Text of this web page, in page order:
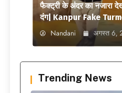
फैक्ट्री के अंदर का नजारा
दंग| Kanpur Fake
Nandani अगस्त 6,
Trending News